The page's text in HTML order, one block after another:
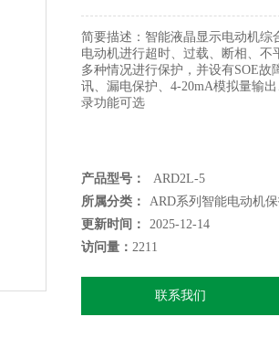
简要描述： 智能液晶显示电动机综
电动机进行超时、过载、断相、
多种情况进行保护，并设有SOE故
讯、漏电保护、4-20mA模拟量输
录功能可选
产品型号：
ARD2L-5
所属分类：
ARD系列智能电动机
更新时间：
2025-12-14
访问量： 2211
联系我们